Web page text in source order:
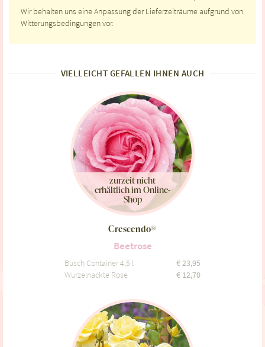
Wir behalten uns eine Anpassung der Lieferzeiträume aufgrund von
Witterungsbedingungen vor.
VIELLEICHT GEFALLEN IHNEN AUCH
zurzeit nicht
erhältlich im Online-
Shop
Crescendo®
Beetrose
Busch Container 4,5 l €23,95
Wurzelnackte Rose
€ 12,70